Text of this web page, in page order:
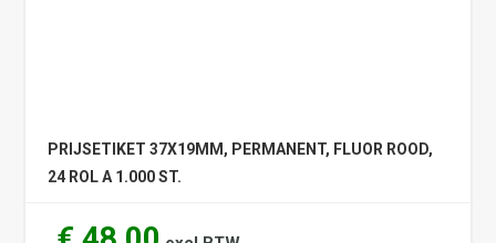
PRIJSETIKET 37X19MM, PERMANENT, FLUOR ROOD,
24 ROL A 1.000 ST.